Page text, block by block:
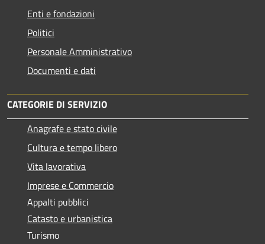
Enti e fondazioni
Politici
Personale Amministrativo
Documenti e dati
CATEGORIE DI SERVIZIO
Anagrafe e stato civile
Cultura e tempo libero
Vita lavorativa
Imprese e Commercio
Appalti pubblici
Catasto e urbanistica
Turismo